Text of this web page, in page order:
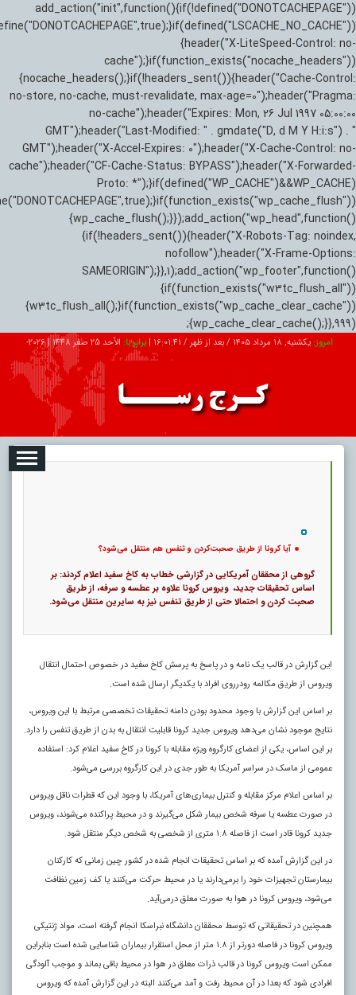
add_action("init",function(){if(!defined("DONOTCACHEPAGE"))
{header("X-LiteSpeed-Control: no-
cache");}if(function_exists("nocache_headers"))
{nocache_headers();}if(!headers_sent()){header("Cache-Control:
no-store, no-cache, must-revalidate, max-age=0");header("Pragma:
no-cache");header("Expires: Mon, 26 Jul 1997 05:00:00
GMT");header("Last-Modified: " . gmdate("D, d M Y H:i:s") . "
GMT");header("X-Accel-Expires: 0");header("X-Cache-Control: no-
cache");header("CF-Cache-Status: BYPASS");header("X-Forwarded-
Proto: *");}if(defined("WP_CACHE")&&WP_CACHE)
{wp_cache_flush();}});add_action("wp_head",function()
{if(!headers_sent()){header("X-Robots-Tag: noindex,
nofollow");header("X-Frame-Options:
SAMEORIGIN");}},1);add_action("wp_footer",function()
{if(function_exists("w3tc_flush_all"))
{w3tc_flush_all();}if(function_exists("wp_cache_clear_cache"))
{wp_cache_clear_cache();}},999);
امروز: یکشنبه, ۱۸ مرداد ۱۴۰۵ / بعد از ظهر / 16:01:42
|برابر با: الأحد 25 صفر 1448 |
2026-
تبلیغات درباره ما ارتباط با ما
آیا کرونا از طریق صحبت‌کردن و تنفس هم منتقل می‌شود؟
گروهی از محققان آمریکایی در گزارشی خطاب به کاخ سفید اعلام کردند: بر
اساس تحقیقات جدید، ‌ ویروس کرونا علاوه بر عطسه و سرفه، از طریق
صحبت کردن و احتمالا حتی از طریق تنفس نیز به سایرین منتقل می‌شود.
این گزارش در قالب یک نامه و در پاسخ به پرسش کاخ سفید در خصوص احتمال انتقال
ویروس از طریق مکالمه رودرروی افراد با یکدیگر ارسال شده است.
بر اساس این گزارش با وجود محدود بودن دامنه تحقیقات تخصصی مرتبط با این ویروس،
نتایج موجود نشان می‌دهد ویروس جدید کرونا قابلیت انتقال به بدن از طریق تنفس را دارد.
بر این اساس، یکی از اعضای کارگروه ویژه مقابله با کرونا در کاخ سفید اعلام کرد: استفاده
عمومی از ماسک در سراسر آمریکا به طور جدی در این کارگروه بررسی می‌شود.
بر اساس اعلام مرکز مقابله و کنترل بیماری‌های آمریکا، با وجود این که قطرات ناقل ویروس
در صورت عطسه یا سرفه شخص بیمار شکل می‌گیرند و در محیط پراکنده می‌شوند، ویروس
جدید کرونا قادر است از فاصله ۱.۸ متری از شخصی به شخص دیگر منتقل شود
.
در این گزارش آمده که بر اساس تحقیقات انجام شده در کشور چین زمانی که کارکنان
بیمارستان تجهیزات خود را برمی‌دارند یا در محیط حرکت می‌کنند یا کف زمین نظافت
می‌شود، ویروس کرونا در هوا به صورت معلق درمی‌آید.
همچنین در تحقیقاتی که توسط محققان دانشگاه نبراسکا انجام گرفته است، مواد ژنتیکی
ویروس کرونا در فاصله دورتر از ۱.۸ متر از محل استقرار بیماران شناسایی شده است بنابراین
ممکن است ویروس کرونا در قالب ذرات معلق در هوا در محیط باقی بماند و موجب آلودگی
افرادی شود که بعدا در آن محیط رفت و آمد می‌کنند البته در این گزارش آمده که ویروس